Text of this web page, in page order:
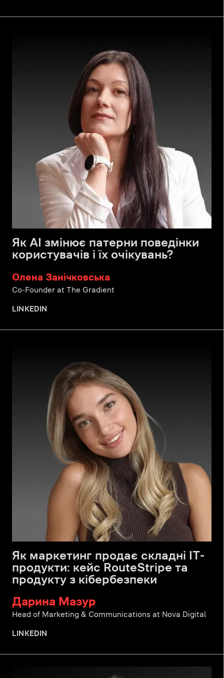
Як AI змінює патерни поведінки
користувачів і їх очікувань?
Олена Занічковська
Co-Founder at The Gradient
LINKEDIN
Як маркетинг продає складні IT-
продукти: кейс RouteStripe та
продукту з кібербезпеки
Дарина Мазур
Head of Marketing & Communications at Nova Digital
LINKEDIN